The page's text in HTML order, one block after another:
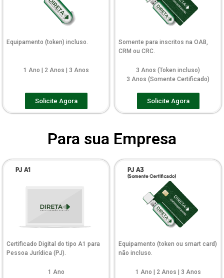
Equipamento (token) incluso.
1 Ano | 2 Anos | 3 Anos
Solicite Agora
Somente para inscritos na OAB,
CRM ou CRC.
3 Anos (Token incluso)
3 Anos (Somente Certificado)
Solicite Agora
Para sua Empresa
Certificado Digital do tipo A1 para
Pessoa Jurídica (PJ).
1 Ano
Equipamento (token ou smart card)
não incluso.
1 Ano | 2 Anos | 3 Anos